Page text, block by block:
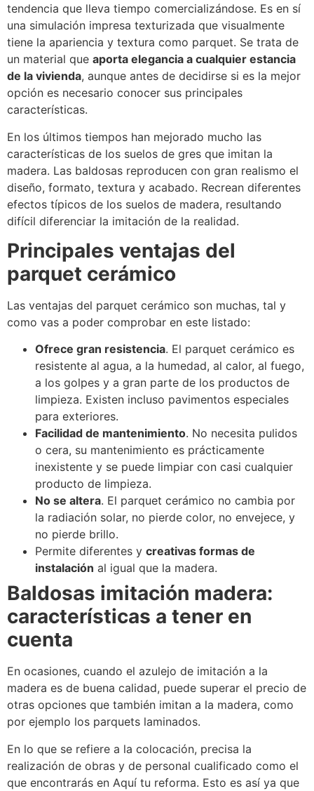
tendencia que lleva tiempo comercializándose. Es en sí
una simulación impresa texturizada que visualmente
tiene la apariencia y textura como parquet. Se trata de
un material que aporta elegancia a cualquier estancia
de la vivienda, aunque antes de decidirse si es la mejor
opción es necesario conocer sus principales
características.
En los últimos tiempos han mejorado mucho las
características de los suelos de gres que imitan la
madera. Las baldosas reproducen con gran realismo el
diseño, formato, textura y acabado. Recrean diferentes
efectos típicos de los suelos de madera, resultando
difícil diferenciar la imitación de la realidad.
Principales ventajas del
parquet cerámico
Las ventajas del parquet cerámico son muchas, tal y
como vas a poder comprobar en este listado:
Ofrece gran resistencia. El parquet cerámico es
resistente al agua, a la humedad, al calor, al fuego,
a los golpes y a gran parte de los productos de
limpieza. Existen incluso pavimentos especiales
para exteriores.
Facilidad de mantenimiento. No necesita pulidos
o cera, su mantenimiento es prácticamente
inexistente y se puede limpiar con casi cualquier
producto de limpieza.
No se altera. El parquet cerámico no cambia por
la radiación solar, no pierde color, no envejece, y
no pierde brillo.
Permite diferentes y creativas formas de
instalación al igual que la madera.
Baldosas imitación madera:
características a tener en
cuenta
En ocasiones, cuando el azulejo de imitación a la
madera es de buena calidad, puede superar el precio de
otras opciones que también imitan a la madera, como
por ejemplo los parquets laminados.
En lo que se refiere a la colocación, precisa la
realización de obras y de personal cualificado como el
que encontrarás en Aquí tu reforma. Esto es así ya que